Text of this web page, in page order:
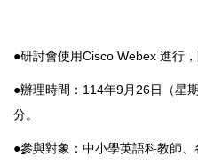
●研討會使用Cisco Webex 進行
●辦理時間：114年9月26日（星
分。
●參與對象：中小學英語科教師、